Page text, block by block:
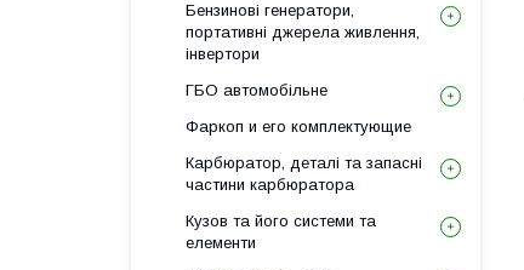
Бензинові генератори,
портативні джерела живлення,
інвертори
ГБО автомобільне
Фаркоп и его комплектующие
Карбюратор, деталі та запасні
частини карбюратора
Кузов та його системи та
елементи